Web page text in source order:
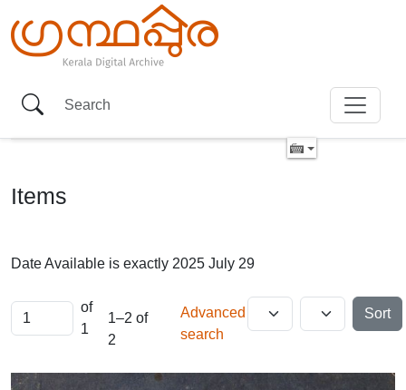
Items
Date Available is exactly 2025 July 29
of
1
1–2 of
2
Advanced
search
Sort